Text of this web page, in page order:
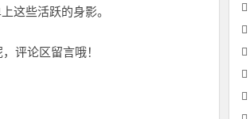
这些活跃的身影。
评论区留言哦！